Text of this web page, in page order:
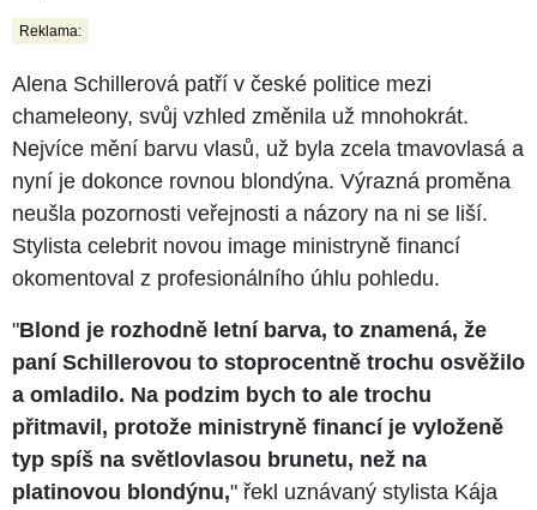
Reklama:
Alena Schillerová patří v české politice mezi
chameleony, svůj vzhled změnila už mnohokrát.
Nejvíce mění barvu vlasů, už byla zcela tmavovlasá a
nyní je dokonce rovnou blondýna. Výrazná proměna
neušla pozornosti veřejnosti a názory na ni se liší.
Stylista celebrit novou image ministryně financí
okomentoval z profesionálního úhlu pohledu.
"Blond je rozhodně letní barva, to znamená, že
paní Schillerovou to stoprocentně trochu osvěžilo
a omladilo. Na podzim bych to ale trochu
přitmavil, protože ministryně financí je vyloženě
typ spíš na světlovlasou brunetu, než na
platinovou blondýnu," řekl uznávaný stylista Kája